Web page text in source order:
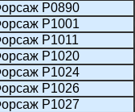
P0890
P1001
P1011
P1020
P1024
P1026
P1027